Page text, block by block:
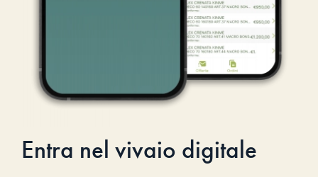
Entra nel vivaio digitale